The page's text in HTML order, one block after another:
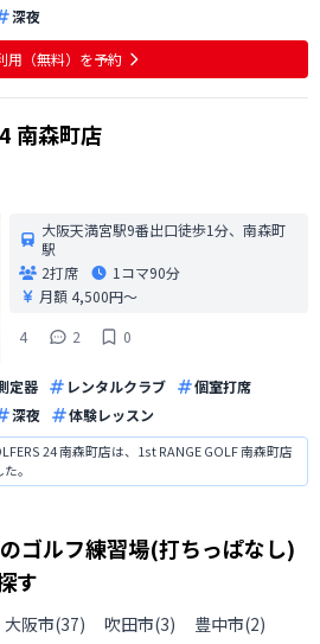
深夜
用（無料）を予約
南森町店
大阪天満宮駅9番出口徒歩1分、南森町
駅
2打席
1コマ90分
月額 4,500円〜
4
2 0
定器 レンタルクラブ
個室打席
深夜 体験レッスン
24 南森町店は、1st RANGE GOLF 南森町店
。
ゴルフ練習場(打ちっぱなし)
す
大阪市(37) 吹田市(3) 豊中市(2)